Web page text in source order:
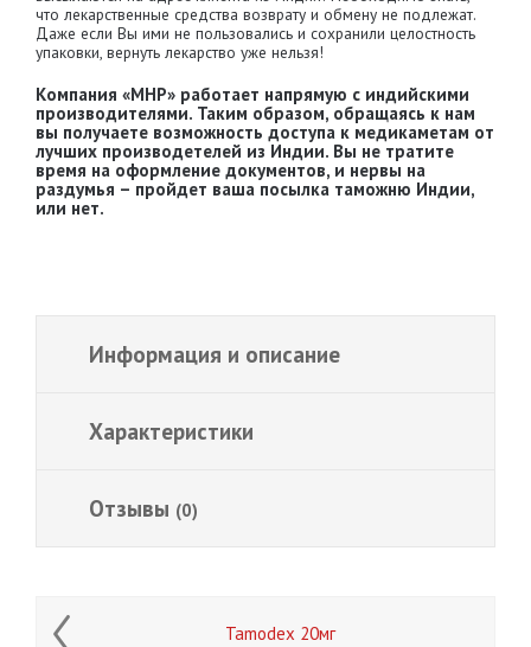
что лекарственные средства возврату и обмену не подлежат.
Даже если Вы ими не пользовались и сохранили целостность
упаковки, вернуть лекарство уже нельзя!
Компания «MHP» работает напрямую с индийскими
производителями. Таким образом, обращаясь к нам
вы получаете возможность доступа к медикаметам от
лучших производетелей из Индии. Вы не тратите
время на оформление документов, и нервы на
раздумья – пройдет ваша посылка таможню Индии,
или нет.
Информация и описание
Характеристики
Отзывы (0)
Tamodex 20мг